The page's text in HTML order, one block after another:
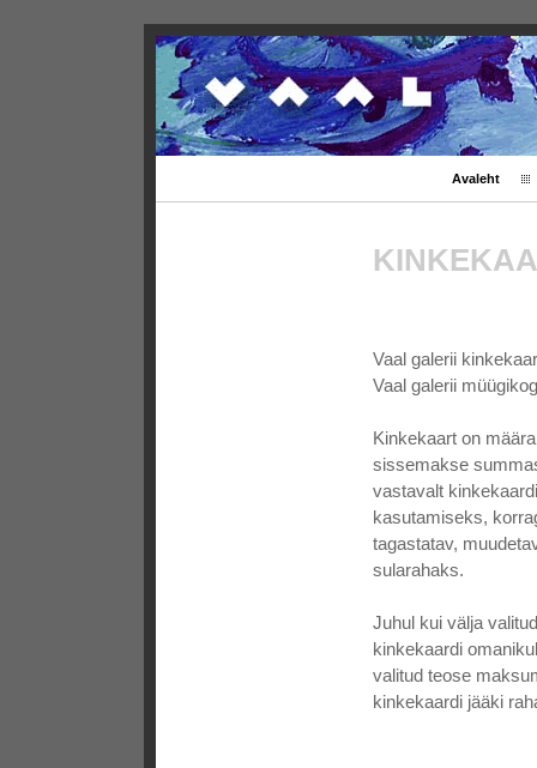
Avaleht
Vaal galerii
Vaal galerii
Kinkekaart on
sissemakse
vastavalt
kasutamiseks,
tagastatav,
sularahaks.
Juhul kui välja
kinkekaardi
valitud teose
kinkekaardi jääki